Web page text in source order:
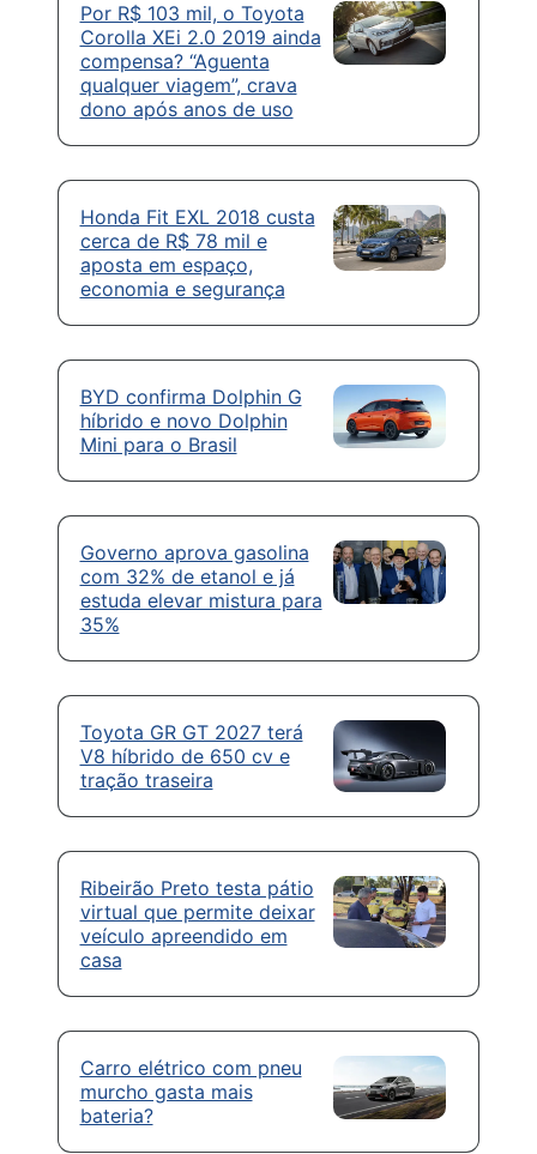
Por R$ 103 mil, o Toyota
Corolla XEi 2.0 2019 ainda
compensa? “Aguenta
qualquer viagem”, crava
dono após anos de uso
Honda Fit EXL 2018 custa
cerca de R$ 78 mil e
aposta em espaço,
economia e segurança
BYD confirma Dolphin G
híbrido e novo Dolphin
Mini para o Brasil
Governo aprova gasolina
com 32% de etanol e já
estuda elevar mistura para
35%
Toyota GR GT 2027 terá
V8 híbrido de 650 cv e
tração traseira
Ribeirão Preto testa pátio
virtual que permite deixar
veículo apreendido em
casa
Carro elétrico com pneu
murcho gasta mais
bateria?